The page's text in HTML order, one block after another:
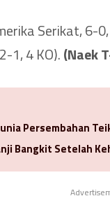
Serikat, 6-
1, 4 KO).(Naek
Persembahan
Bangkit Setelah